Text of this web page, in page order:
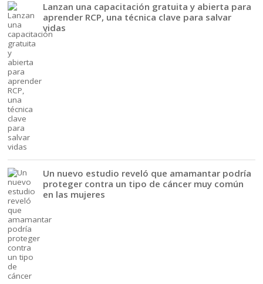
Lanzan una capacitación gratuita y abierta para
aprender RCP, una técnica clave para salvar
vidas
Un nuevo estudio reveló que amamantar podría
proteger contra un tipo de cáncer muy común
en las mujeres